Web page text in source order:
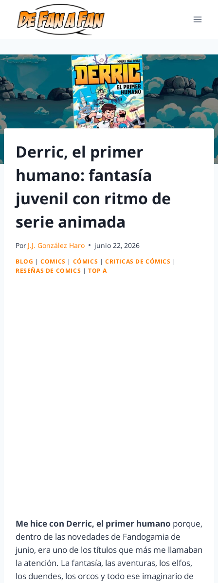
Derric, el primer
humano: fantasía
juvenil con ritmo de
serie animada
Por J.J. González Haro junio 22, 2026
BLOG |COMICS | CÓMICS | CRITICAS DE CÓMICS |
RESEÑAS DE COMICS | TOP A
Me hice con Derric, el primer humano porque,
dentro de las novedades de Fandogamia de
junio, era uno de los títulos que más me llamaban
la atención. La fantasía, las aventuras, los elfos,
los duendes, los orcos y todo ese imaginario de